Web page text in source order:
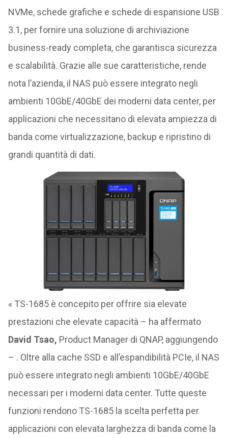
NVMe, schede grafiche e schede di espansione USB
3.1, per fornire una soluzione di archiviazione
business-ready completa, che garantisca sicurezza
e scalabilità. Grazie alle sue caratteristiche, rende
nota l’azienda, il NAS può essere integrato negli
ambienti 10GbE/40GbE dei moderni data center, per
applicazioni che necessitano di elevata ampiezza di
banda come virtualizzazione, backup e ripristino di
grandi quantità di dati.
« TS-1685 è concepito per offrire sia elevate
prestazioni che elevate capacità – ha affermato
David Tsao, Product Manager di QNAP, aggiungendo
– . Oltre alla cache SSD e all’espandibilità PCIe, il NAS
può essere integrato negli ambienti 10GbE/40GbE
necessari per i moderni data center. Tutte queste
funzioni rendono TS-1685 la scelta perfetta per
applicazioni con elevata larghezza di banda come la